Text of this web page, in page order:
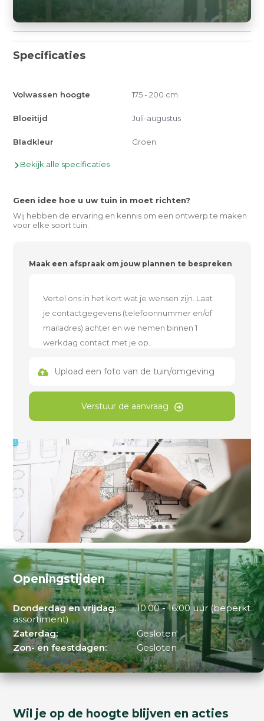
Specificaties
Volwassen hoogte 175 - 200 cm
Bloeitijd Juli-augustus
Bladkleur Groen
Bekijk alle specificaties
Geen idee hoe u uw tuin in moet richten?
Wij hebben de ervaring en kennis om een ontwerp te maken
voor elke soort tuin.
Maak een afspraak om jouw plannen te bespreken
Upload een foto van de tuin/omgeving
Verstuur de aanvraag
Openingstijden
Donderdag en vrijdag:
10:00 - 16:00 uur (beperkt
assortiment)
Zaterdag:
Gesloten
Zon- en feestdagen:
Gesloten
Wil je op de hoogte blijven en acties